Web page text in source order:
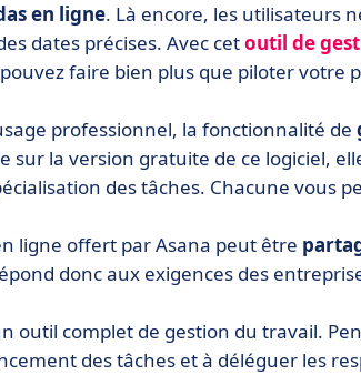
en ligne. Là encore, les utilisateurs
dates précises. Avec cetoutil de
faire bien plus que piloter votre
professionnel, la fonctionnalité de
sur la version gratuite de ce logiciel,
des tâches. Chacune vous
ligne offert par Asana peut être
donc aux exigences des
outil complet de gestion du travail.
des tâches et à déléguer les